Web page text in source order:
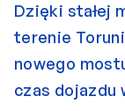
Dzięki stałej
terenie
nowego
czas dojazdu